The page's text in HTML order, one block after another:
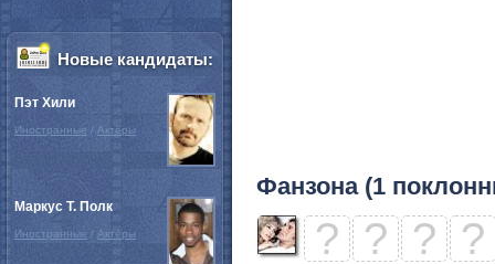
Фанзона (1
? ? ? ?
Новые кандидаты:
Пэт Хили
Иностранные / Актёры
Маркус Т. Полк
Иностранные / Актёры